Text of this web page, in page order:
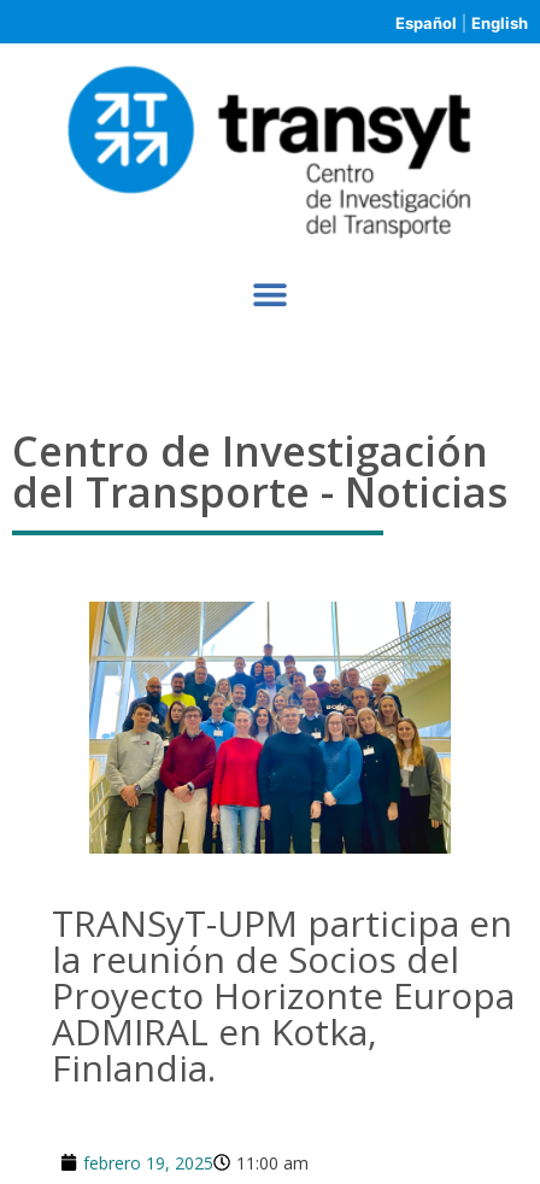
Español English
Centro de Investigación
del Transporte - Noticias
TRANSyT-UPM participa en
la reunión de Socios del
Proyecto Horizonte Europa
ADMIRAL en Kotka,
Finlandia.
febrero 19, 2025 11:00 am